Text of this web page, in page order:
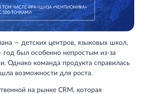
— детских центров, языковых школ,
год был особенно непростым из-за
Однако команда продукта справилась
возможности для роста.
на рынке CRM, которая